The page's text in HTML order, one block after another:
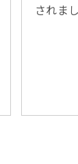
されま